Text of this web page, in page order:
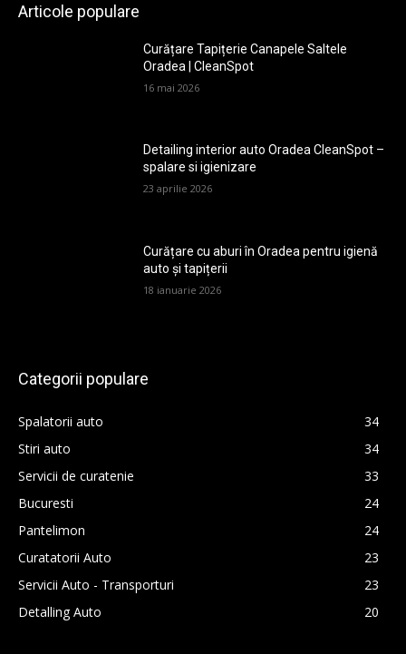
Articole populare
Curățare Tapițerie Canapele Saltele
Oradea | CleanSpot
16 mai 2026
Detailing interior auto Oradea CleanSpot –
spalare si igienizare
23 aprilie 2026
Curățare cu aburi în Oradea pentru igienă
auto și tapițerii
18 ianuarie 2026
Categorii populare
Spalatorii auto
34
Stiri auto
34
Servicii de curatenie
33
Bucuresti
24
Pantelimon
24
Curatatorii Auto
23
Servicii Auto - Transporturi
23
Detalling Auto
20